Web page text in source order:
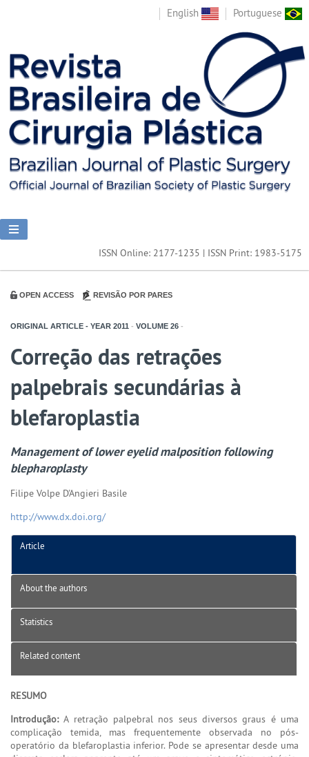
English Portuguese
ISSN Online: 2177-1235 | ISSN Print: 1983-5175
OPEN ACCESS REVISÃO POR PARES
ORIGINAL ARTICLE - YEAR 2011 - VOLUME 26 -
Correção das retrações
palpebrais secundárias à
blefaroplastia
Management of lower eyelid malposition following
blepharoplasty
Filipe Volpe D'Angieri Basile
http://www.dx.doi.org/
Article
About the authors
Statistics
Related content
RESUMO
Introdução:A retração palpebral nos seus diversos graus é uma
complicação temida, mas frequentemente observada no pós-
operatório da blefaroplastia inferior. Pode se apresentar desde uma